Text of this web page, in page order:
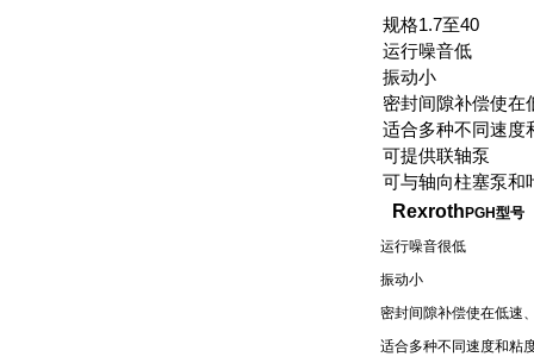
规格1.7至40
运行噪音低
振动小
密封间隙补偿使在
适合多种不同速度
可提供联轴泵
可与轴向柱塞泵和
Rexroth PGH型号
运行噪音很低
振动小
密封间隙补偿使在低速
适合多种不同速度和粘